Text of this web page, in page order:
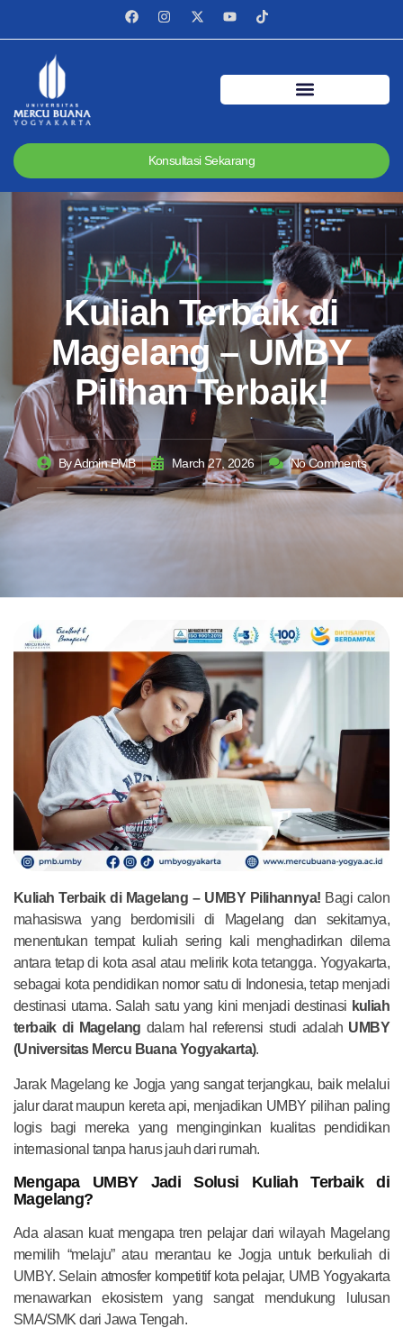
Konsultasi Sekarang
Kuliah Terbaik di
Magelang – UMBY
Pilihan Terbaik!
ByAdmin PMB March 27, 2026 No Comments
Kuliah Terbaik di Magelang – UMBY Pilihannya! Bagi calon
mahasiswa yang berdomisili di Magelang dan sekitarnya,
menentukan tempat kuliah sering kali menghadirkan dilema
antara tetap di kota asal atau melirik kota tetangga. Yogyakarta,
sebagai kota pendidikan nomor satu di Indonesia, tetap menjadi
destinasi utama. Salah satu yang kini menjadi destinasi kuliah
terbaik di Magelang dalam hal referensi studi adalah UMBY
(Universitas Mercu Buana Yogyakarta).
Jarak Magelang ke Jogja yang sangat terjangkau, baik melalui
jalur darat maupun kereta api, menjadikan UMBY pilihan paling
logis bagi mereka yang menginginkan kualitas pendidikan
internasional tanpa harus jauh dari rumah.
Mengapa UMBY Jadi Solusi Kuliah Terbaik di
Magelang?
Ada alasan kuat mengapa tren pelajar dari wilayah Magelang
memilih “melaju” atau merantau ke Jogja untuk berkuliah di
UMBY. Selain atmosfer kompetitif kota pelajar, UMB Yogyakarta
menawarkan ekosistem yang sangat mendukung lulusan
SMA/SMK dari Jawa Tengah.